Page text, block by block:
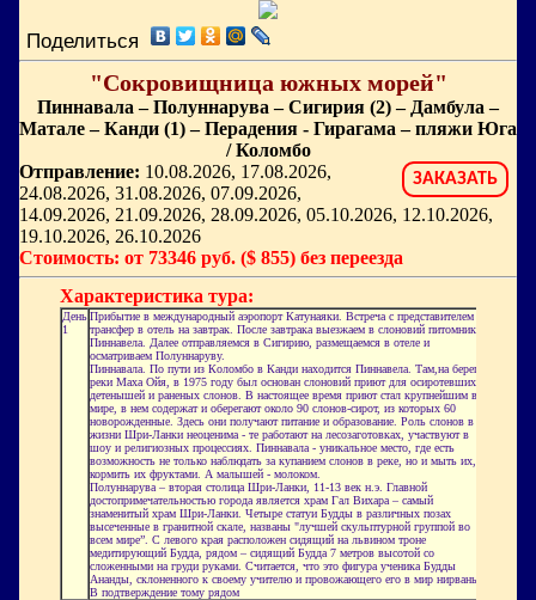
Поделиться
"Сокровищница южных морей"
Пиннавала – Полуннарува – Сигирия (2) – Дамбула –
Матале – Канди (1) – Перадения - Гирагама – пляжи Юга
/ Коломбо
ЗАКАЗАТЬ
Отправление: 10.08.2026, 17.08.2026,
24.08.2026, 31.08.2026, 07.09.2026,
14.09.2026, 21.09.2026, 28.09.2026, 05.10.2026, 12.10.2026,
19.10.2026, 26.10.2026
Стоимость: от 73346 руб. ($ 855) без переезда
Характеристика тура:
День
1
Прибытие в международный аэропорт Катунаяки. Встреча с представителем и
трансфер в отель на завтрак. После завтрака выезжаем в слоновий питомник
Пиннавела. Далее отправляемся в Сигирию, размещаемся в отеле и
осматриваем Полуннаруву.
Пиннавала. По пути из Коломбо в Канди находится Пиннавела. Там,на берегу
реки Маха Ойя, в 1975 году был основан слоновий приют для осиротевших
детенышей и раненых слонов. В настоящее время приют стал крупнейшим в
мире, в нем содержат и оберегают около 90 слонов-сирот, из которых 60
новорожденные. Здесь они получают питание и образование. Роль слонов в
жизни Шри-Ланки неоценима - те работают на лесозаготовках, участвуют в
шоу и религиозных процессиях. Пиннавала - уникальное место, где есть
возможность не только наблюдать за купанием слонов в реке, но и мыть их,
кормить их фруктами. А малышей - молоком.
Полуннарува – вторая столица Шри-Ланки, 11-13 век н.э. Главной
достопримечательностью города является храм Гал Вихара – самый
знаменитый храм Шри-Ланки. Четыре статуи Будды в различных позах
высеченные в гранитной скале, названы "лучшей скульптурной группой во
всем мире”. С левого края расположен сидящий на львином троне
медитирующий Будда, рядом – сидящий Будда 7 метров высотой со
сложенными на груди руками. Считается, что это фигура ученика Будды
Ананды, склоненного к своему учителю и провожающего его в мир нирваны.
В подтверждение тому рядом